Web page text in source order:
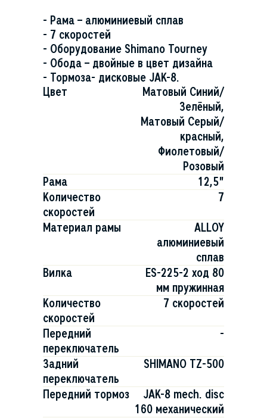
- Рама – алюминиевый сплав
- 7 скоростей
- Оборудование Shimano Tourney
- Обода – двойные в цвет дизайна
- Тормоза- дисковые JAK-8.
Цвет
Матовый Синий/
Зелёный,
Матовый Серый/
красный,
Фиолетовый/
Розовый
Рама
12,5"
Количество
скоростей
7
Материал рамы
ALLOY
алюминиевый
сплав
Вилка
ES-225-2 ход 80
мм пружинная
Количество
скоростей
7 скоростей
Передний
переключатель
-
Задний
переключатель
SHIMANO TZ-500
Передний тормоз
JAK-8 mech. disc
160 механический